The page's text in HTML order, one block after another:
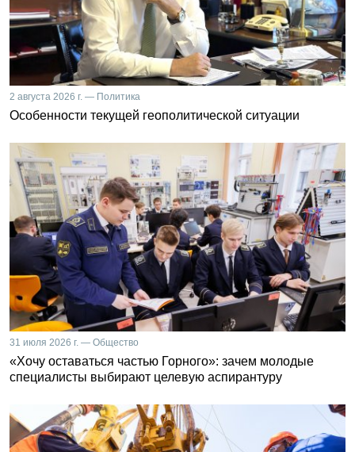
2 августа 2026 г. — Политика
Особенности текущей геополитической ситуации
31 июля 2026 г. — Общество
«Хочу оставаться частью Горного»: зачем молодые
специалисты выбирают целевую аспирантуру